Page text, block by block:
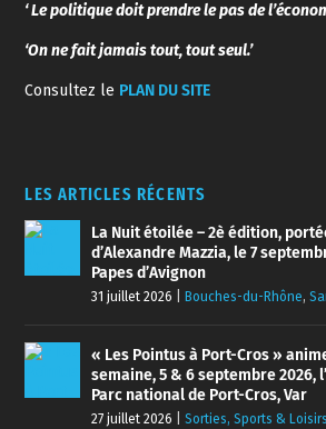
‘ Le politique doit prendre le pas de
‘On ne fait jamais tout, tout seul.’
Consultez le PLAN DU SITE
LES ARTICLES RÉCENTS
La Nuit étoilée – 2è édition,
d’Alexandre Mazzia, le 7
Papes d’Avignon
31 juillet 2026 Bouches-du-Rhône,
« Les Pointus à Port-Cros »
semaine, 5 & 6 septembre 2026,
Parc national de Port-Cros, Var
27 juillet 2026 |Sorties, Sports & Loisirs